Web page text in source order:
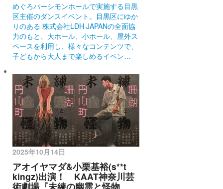
めぐろパーシモンホールで実施する目黒
区主催のダンスイベント。目黒区にゆか
りのある 株式会社LDH JAPANの全面協
力のもと、大ホール、小ホール、屋外ス
ペースを利用し、様々なコンテンツで、
子どもから大人まで楽しめるイベン…
2025年10月14日
アオイヤマダ&小栗基裕(s**t
kingz)出演！ KAAT神奈川芸
術劇場『未練の幽霊と怪物